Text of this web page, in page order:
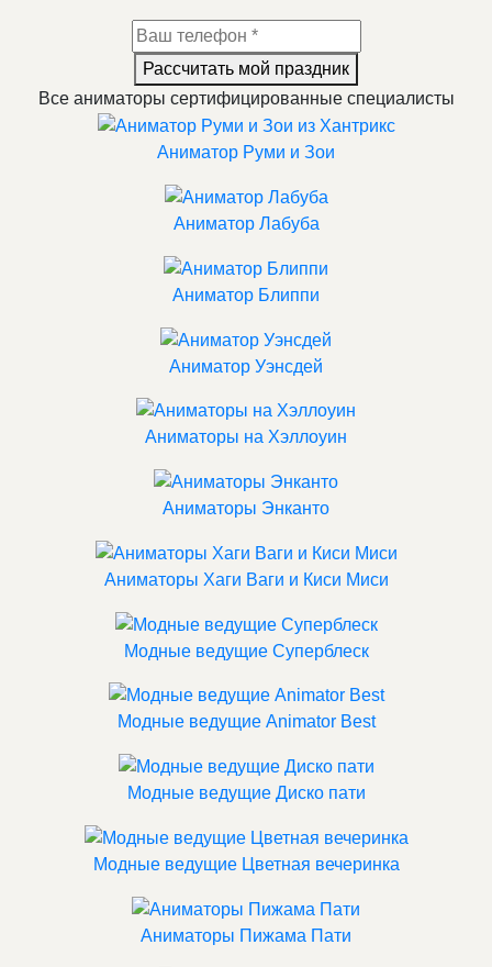
Рассчитать мой праздник
Все аниматоры сертифицированные специалисты
Аниматор Руми и Зои
Аниматор Лабуба
Аниматор Блиппи
Аниматор Уэнсдей
Аниматоры на Хэллоуин
Аниматоры Энканто
Аниматоры Хаги Ваги и Киси Миси
Модные ведущие Суперблеск
Модные ведущие Animator Best
Модные ведущие Диско пати
Модные ведущие Цветная вечеринка
Аниматоры Пижама Пати